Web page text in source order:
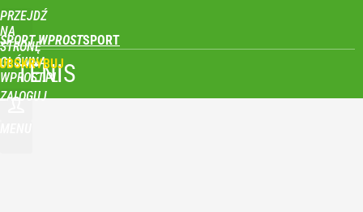
PRZEJDŹ
NA
STRONĘ
GŁÓWNĄ
WPROST.PL
SPORT WPROST
ZALOGUJ
TENIS